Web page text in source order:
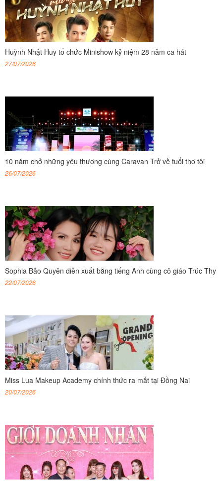
Huỳnh Nhật Huy tổ chức Minishow kỷ niệm 28 năm ca hát
27/07/2026
10 năm chở những yêu thương cùng Caravan Trở về tuổi thơ tôi
26/07/2026
Sophia Bảo Quyên diễn xuất bằng tiếng Anh cùng cô giáo Trúc Thy
22/07/2026
Miss Lua Makeup Academy chính thức ra mắt tại Đồng Nai
20/07/2026